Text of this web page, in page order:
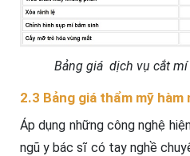
Bảng giá dịch vụ cắt
2.3 Bảng giá thẩm mỹ hàm
Áp dụng những công nghệ
ngũ y bác sĩ có tay nghề